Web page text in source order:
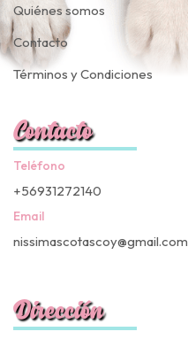
Quiénes somos
Contacto
Términos y Condiciones
Contacto
Teléfono
+56931272140
Email
nissimascotascoy@gmail.com
Dirección